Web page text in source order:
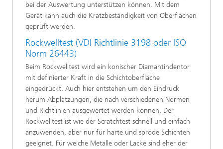
bei der Auswertung unterstützen können. Mit dem
Gerät kann auch die Kratzbeständigkeit von Oberflächen
geprüft werden.
Rockwelltest (VDI Richtlinie 3198 oder ISO
Norm 26443)
Beim Rockwelltest wird ein konischer Diamantindentor
mit definierter Kraft in die Schichtoberfläche
eingedrückt. Auch hier entstehen um den Eindruck
herum Abplatzungen, die nach verschiedenen Normen
und Richtlinien ausgewertet werden können. Der
Rockwelltest ist wie der Scratchtest schnell und einfach
anzuwenden, aber nur für harte und spröde Schichten
geeignet. Für weiche Metalle oder Lacke sind eher der